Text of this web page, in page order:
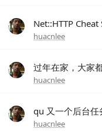
Net::HTTP Cheat
huacnlee
过年在家，大家
huacnlee
qu 又一个后台任
huacnlee